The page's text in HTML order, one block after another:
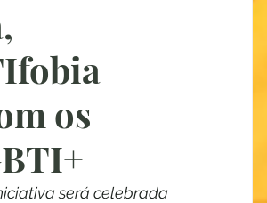
os
será celebrada